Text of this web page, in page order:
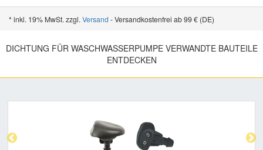
* inkl. 19% MwSt. zzgl. Versand - Versandkostenfrei ab 99 € (DE)
DICHTUNG FÜR WASCHWASSERPUMPE VERWANDTE BAUTEILE
ENTDECKEN